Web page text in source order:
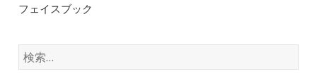
フェイスブック
検
索: